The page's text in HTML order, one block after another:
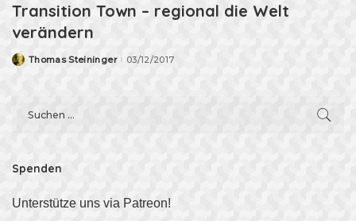
Transition Town – regional die Welt
verändern
PostedThomas Steininger 03/12/2017
Spenden
Unterstütze uns via Patreon!